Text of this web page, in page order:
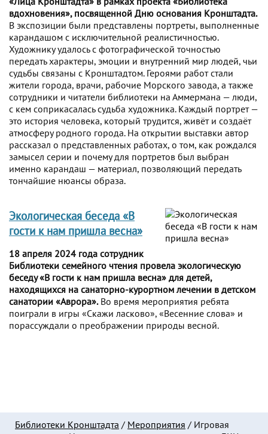
вдохновения», посвященной Дню основания Кронштадта.
В экспозиции были представлены портреты, выполненные
карандашом с исключительной реалистичностью.
Художнику удалось с фотографической точностью
передать характеры, эмоции и внутренний мир людей, чьи
судьбы связаны с Кронштадтом. Героями работ стали
жители города, врачи, рабочие Морского завода, а также
сотрудники и читатели библиотеки на Аммермана — люди,
с кем соприкасалась судьба художника. Каждый портрет —
это история человека, который трудится, живёт и создаёт
атмосферу родного города. На открытии выставки автор
рассказал о представленных работах, о том, как рождался
замысел серии и почему для портретов был выбран
именно карандаш — материал, позволяющий передать
тончайшие нюансы образа.
Экологическая беседа «В
гости к нам пришла весна»
18 апреля 2024 года сотрудник
Библиотеки семейного чтения провела экологическую
беседу «В гости к нам пришла весна» для детей,
находящихся на санаторно-курортном лечении в детском
санатории «Аврора».Во время мероприятия ребята
поиграли в игры «Скажи ласково», «Весенние слова» и
порассуждали о преображении природы весной.
Библиотеки Кронштадта / Мероприятия / Игровая